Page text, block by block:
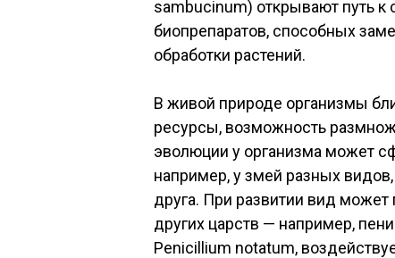
sambucinum) открывают путь
биопрепаратов, способных
обработки растений.
В живой природе организмы
ресурсы, возможность
эволюции у организма может
например, у змей разных
друга. При развитии вид
других царств — например,
Penicillium notatum,